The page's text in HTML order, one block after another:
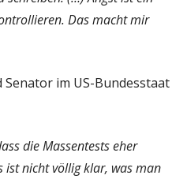
Das macht mir
Senator im US-Bundesstaat
die Massentests eher
nicht völlig klar, was man